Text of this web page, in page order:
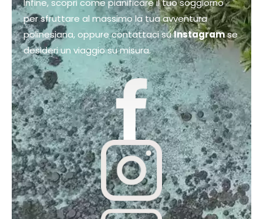
Infine, scopri come pianificare il tuo soggiorno
per sfruttare al massimo la tua avventura
polinesiana, oppure contattaci suInstagramse
desideri un viaggio su misura.